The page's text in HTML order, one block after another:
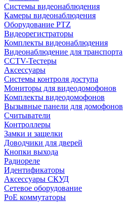
Системы видеонаблюдения
Камеры видеонаблюдения
Оборудование PTZ
Видеорегистраторы
Комплекты видеонаблюдения
Видеонаблюдение для транспорта
CCTV-Тестеры
Аксессуары
Системы контроля доступа
Мониторы для видеодомофонов
Комплекты видеодомофонов
Вызывные панели для домофонов
Считыватели
Контроллеры
Замки и защелки
Доводчики для дверей
Кнопки выхода
Радиореле
Идентификаторы
Аксессуары СКУД
Сетевое оборудование
PoE коммутаторы